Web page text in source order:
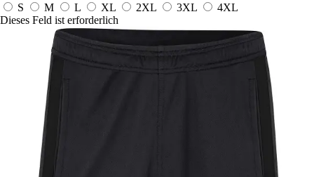
S M L XL 2XL 3XL
4XL
Dieses Feld ist erforderlich